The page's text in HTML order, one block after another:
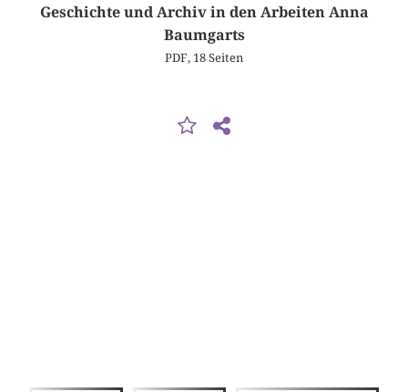
Geschichte und Archiv in den Arbeiten Anna
Baumgarts
PDF, 18 Seiten